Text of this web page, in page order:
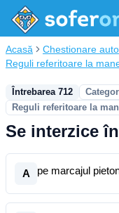
Acasă Chestionare auto
Reguli referitoare la
Întrebarea 712
Reguli referitoare la
Se interzice
A pe marcajul